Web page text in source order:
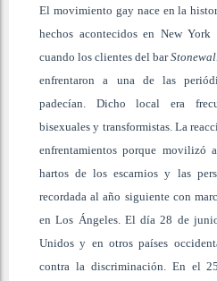
El movimiento gay nace en la
hechos acontecidos en New
cuando los clientes del bar
enfrentaron a una de las
padecían. Dicho local era
bisexuales y transformistas. La
enfrentamientos porque movilizó
hartos de los escarnios y las
recordada al año siguiente con
en Los Ángeles. El día 28 de
Unidos y en otros países
contra la discriminación. En el